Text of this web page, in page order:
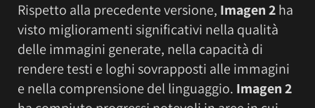
Rispetto alla precedente versione, Imagen 2ha
visto miglioramenti significativi nella qualità
delle immagini generate, nella capacità di
rendere testi e loghi sovrapposti alle immagini
e nella comprensione del linguaggio. Imagen 2